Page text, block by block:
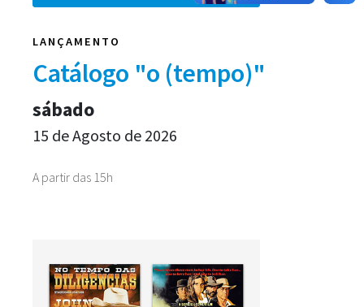
LANÇAMENTO
Catálogo "o (tempo)"
A partir das 15h
sábado
15 de Agosto de 2026